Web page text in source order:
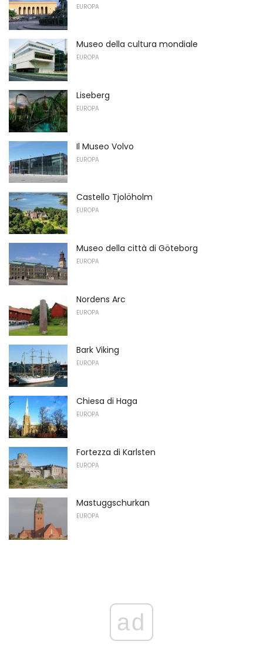
EUROPA
Museo della cultura mondiale
EUROPA
Liseberg
EUROPA
Il Museo Volvo
EUROPA
Castello Tjolöholm
EUROPA
Museo della città di Göteborg
EUROPA
Nordens Arc
EUROPA
Bark Viking
EUROPA
Chiesa di Haga
EUROPA
Fortezza di Karlsten
EUROPA
Mastuggschurkan
EUROPA
ad